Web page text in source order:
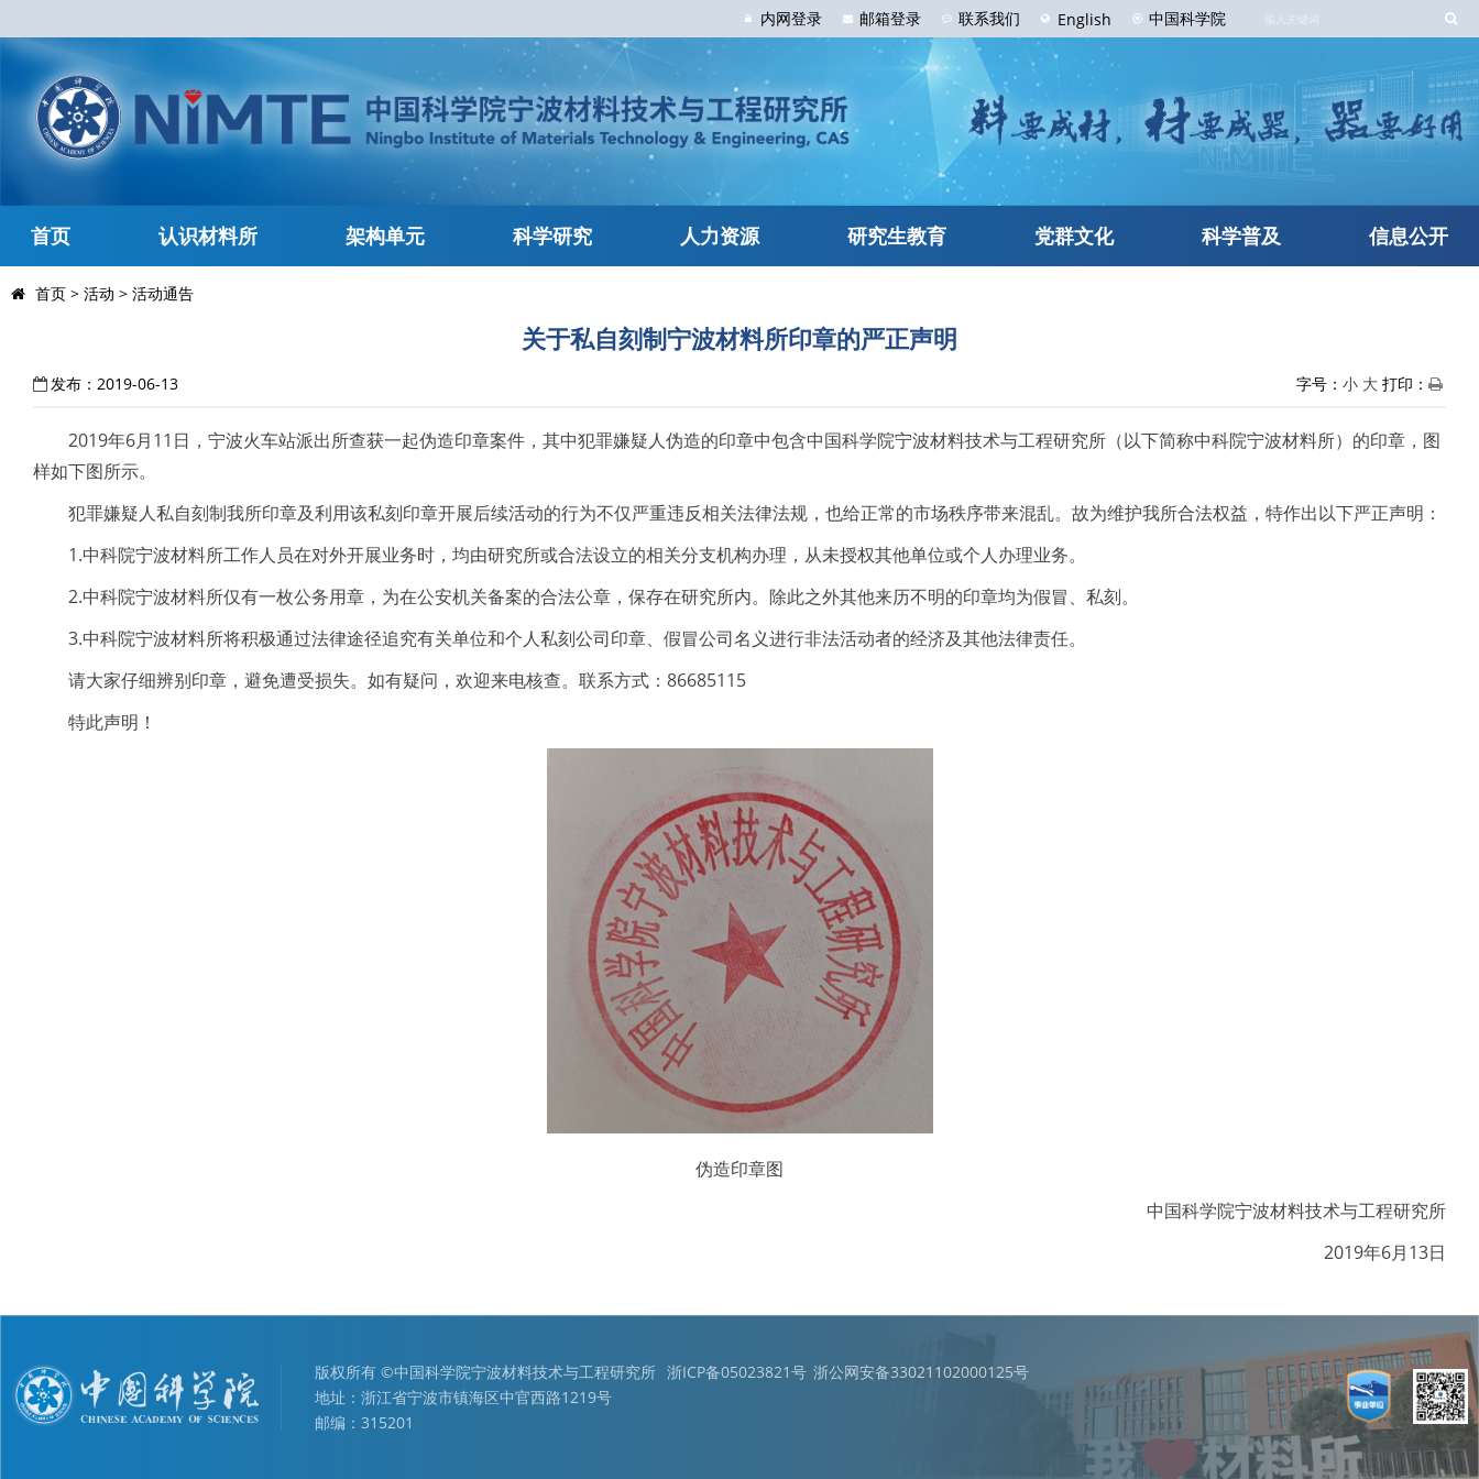
内网登录 邮箱登录 联系我们 English 中国科学院
首页 认识材料所 架构单元 科学研究 人力资源 研究生教育 党群文化 科学普及 信息公开
首页 > 活动 > 活动通告
关于私自刻制宁波材料所印章的严正声明
发布：2019-06-13 字号： 小 大 打印：
2019年6月11日，宁波火车站派出所查获一起伪造印章案件，其中犯罪嫌疑人伪造的印章中包含中国科学院宁波材料技术与工程研究所（以下简称中科院宁波材料所）的印章，图
样如下图所示。
犯罪嫌疑人私自刻制我所印章及利用该私刻印章开展后续活动的行为不仅严重违反相关法律法规，也给正常的市场秩序带来混乱。故为维护我所合法权益，特作出以下严正声明：
1.中科院宁波材料所工作人员在对外开展业务时，均由研究所或合法设立的相关分支机构办理，从未授权其他单位或个人办理业务。
2.中科院宁波材料所仅有一枚公务用章，为在公安机关备案的合法公章，保存在研究所内。除此之外其他来历不明的印章均为假冒、私刻。
3.中科院宁波材料所将积极通过法律途径追究有关单位和个人私刻公司印章、假冒公司名义进行非法活动者的经济及其他法律责任。
请大家仔细辨别印章，避免遭受损失。如有疑问，欢迎来电核查。联系方式：86685115
特此声明！
伪造印章图
中国科学院宁波材料技术与工程研究所
2019年6月13日
版权所有 ©中国科学院宁波材料技术与工程研究所 浙ICP备05023821号 浙公网安备33021102000125号
地址：浙江省宁波市镇海区中官西路1219号
邮编：315201